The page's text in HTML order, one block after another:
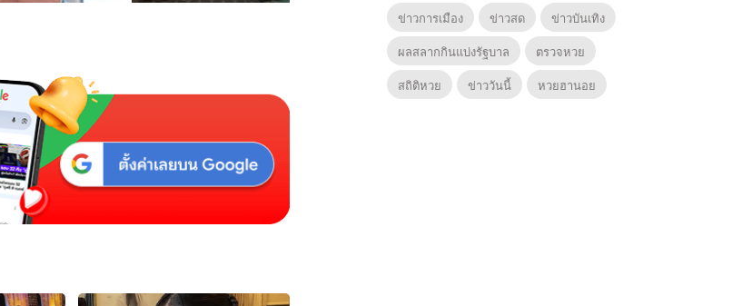
ข่าวการเมือง
ข่าวสด
ข่าวบันเทิง
ผลสลากกินแบ่งรัฐบาล
ตรวจหวย
สถิติหวย
ข่าววันนี้ หวยฮานอย